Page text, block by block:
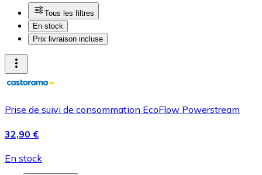
Tous les filtres
En stock
Prix livraison incluse
Prise de suivi de consommation EcoFlow Powerstream
32,90 €
En stock